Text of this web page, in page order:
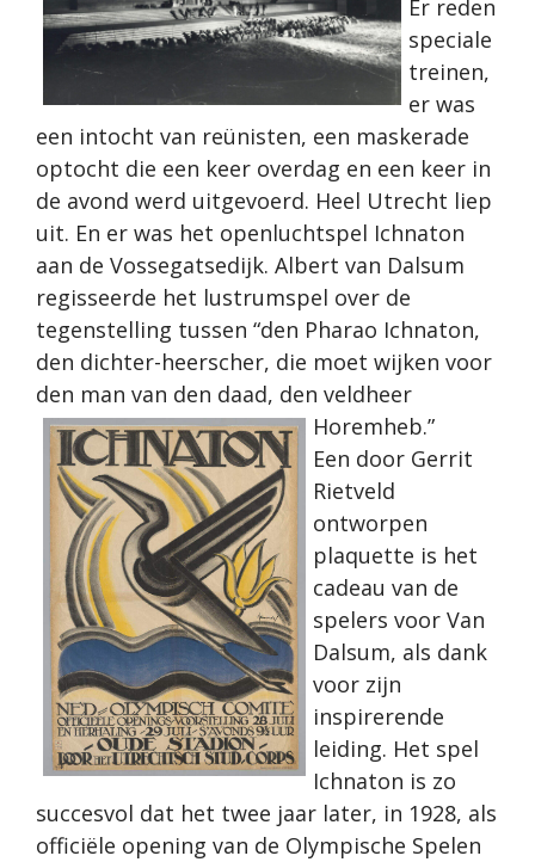
Er reden
speciale
treinen,
er was
een intocht van reünisten, een maskerade
optocht die een keer overdag en een keer in
de avond werd uitgevoerd. Heel Utrecht liep
uit. En er was het openluchtspel Ichnaton
aan de Vossegatsedijk. Albert van Dalsum
regisseerde het lustrumspel over de
tegenstelling tussen “den Pharao Ichnaton,
den dichter-heerscher, die moet wijken voor
den man van den daad, den veldheer
Horemheb.”
Een door Gerrit
Rietveld
ontworpen
plaquette is het
cadeau van de
spelers voor Van
Dalsum, als dank
voor zijn
inspirerende
leiding. Het spel
Ichnaton is zo
succesvol dat het twee jaar later, in 1928, als
officiële opening van de Olympische Spelen